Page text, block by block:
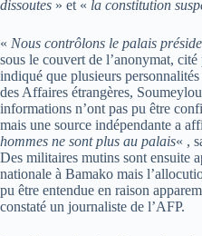
dissoutes » et « la constitution
« Nous contrôlons le palais
sous le couvert de l’anonymat,
indiqué que plusieurs
des Affaires étrangères,
informations n’ont pas pu être
mais une source indépendante a
hommes ne sont plus au palais« ,
Des militaires mutins sont ensuite
nationale à Bamako mais
pu être entendue en raison
constaté un journaliste de l’AFP.